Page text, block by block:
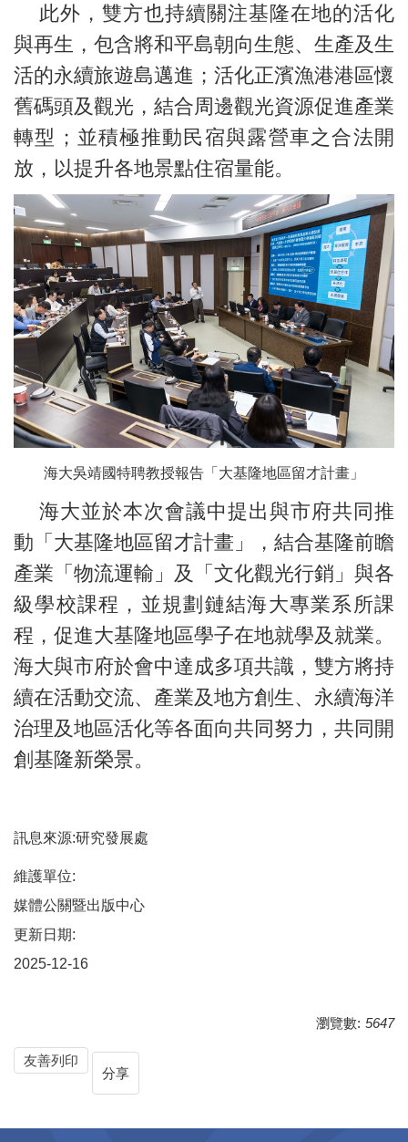
此外，雙方也持續關注基隆在地的活化
與再生，包含將和平島朝向生態、生產及生
活的永續旅遊島邁進；活化正濱漁港港區懷
舊碼頭及觀光，結合周邊觀光資源促進產業
轉型；並積極推動民宿與露營車之合法開
放，以提升各地景點住宿量能。
海大吳靖國特聘教授報告「大基隆地區留才計畫」
海大並於本次會議中提出與市府共同推
動「大基隆地區留才計畫」，結合基隆前瞻
產業「物流運輸」及「文化觀光行銷」與各
級學校課程，並規劃鏈結海大專業系所課
程，促進大基隆地區學子在地就學及就業。
海大與市府於會中達成多項共識，雙方將持
續在活動交流、產業及地方創生、永續海洋
治理及地區活化等各面向共同努力，共同開
創基隆新榮景。
訊息來源:研究發展處
維護單位:
媒體公關暨出版中心
更新日期:
2025-12-16
瀏覽數: 5647
友善列印
分享